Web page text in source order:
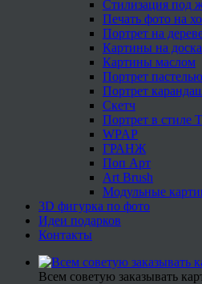
Стилизация под
Печать фото на
Портрет на
Картины на
Картины маслом
Портрет пастелью
Портрет
Скетч
Портрет в стиле
WPAP
ГРАНЖ
Поп Арт
Art Brush
Модульные
3D фигурка по фото
Идеи подарков
Контакты
Всем советую заказывать